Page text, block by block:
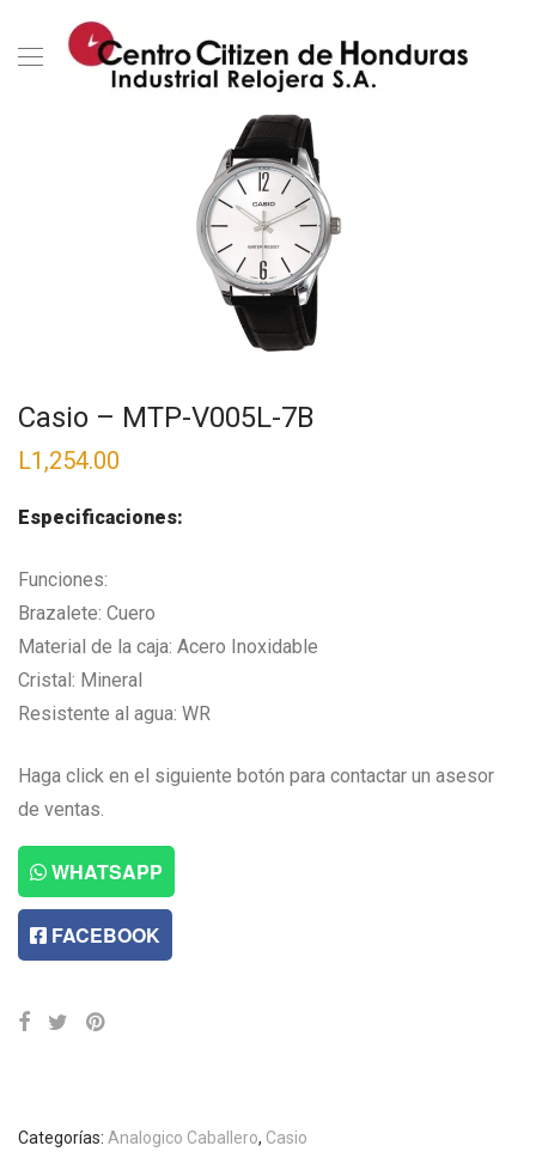
Casio – MTP-V005L-7B
L1,254.00
Especificaciones:
Funciones:
Brazalete: Cuero
Material de la caja: Acero Inoxidable
Cristal: Mineral
Resistente al agua: WR
Haga click en el siguiente botón para contactar un asesor
de ventas.
WHATSAPP
FACEBOOK
Categorías: Analogico Caballero, Casio